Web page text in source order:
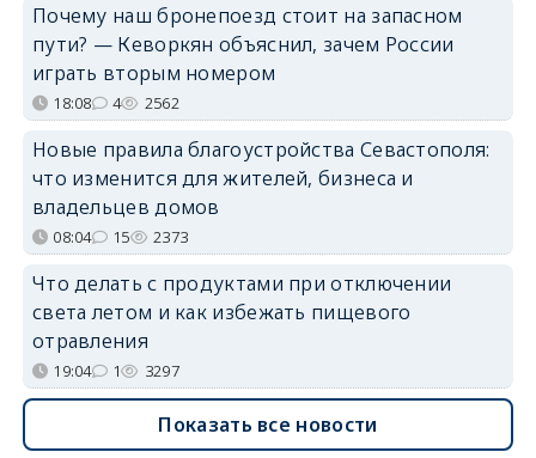
Почему наш бронепоезд стоит на запасном
пути? — Кеворкян объяснил, зачем России
играть вторым номером
18:08 4 2562
Новые правила благоустройства Севастополя:
что изменится для жителей, бизнеса и
владельцев домов
08:04 15 2373
Что делать с продуктами при отключении
света летом и как избежать пищевого
отравления
19:04 1 3297
Показать все новости